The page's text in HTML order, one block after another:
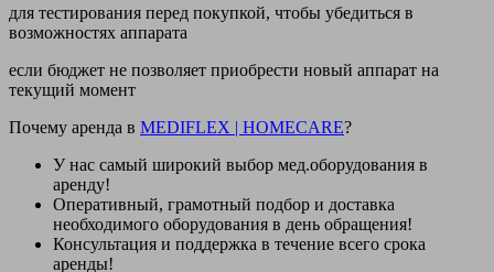
для тестирования перед покупкой, чтобы убедиться в
возможностях аппарата
если бюджет не позволяет приобрести новый аппарат на
текущий момент
Почему аренда в MEDIFLEX | HOMECARE?
У нас самый широкий выбор мед.оборудования в
аренду!
Оперативный, грамотный подбор и доставка
необходимого оборудования в день обращения!
Консультация и поддержка в течение всего срока
аренды!